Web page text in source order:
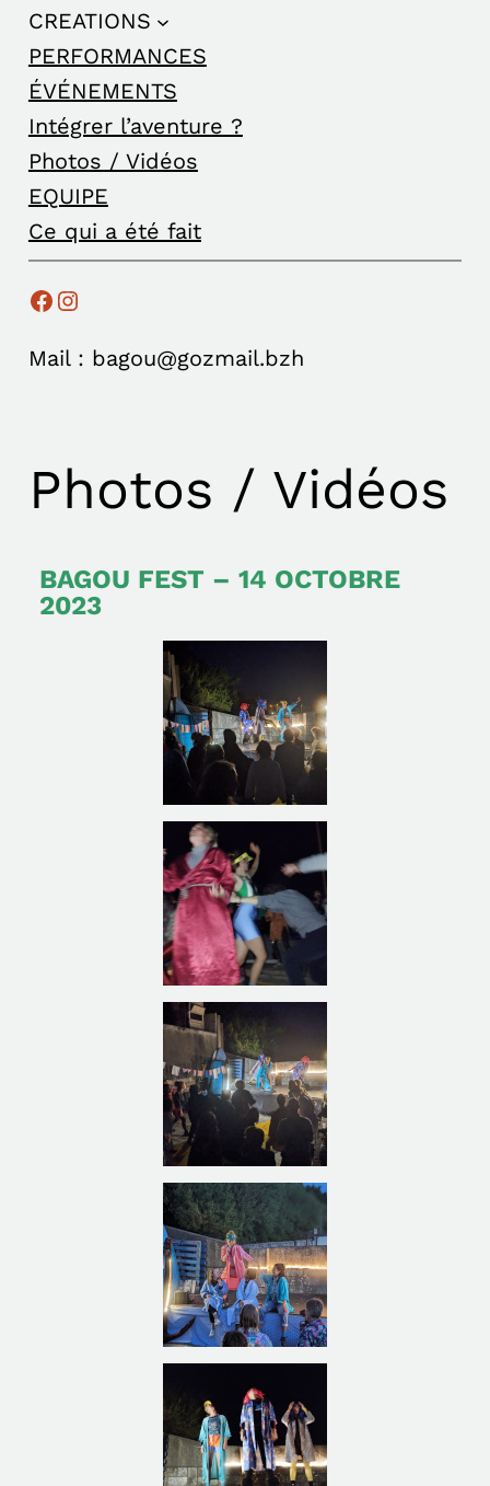
CREATIONS
PERFORMANCES
ÉVÉNEMENTS
Intégrer l’aventure ?
Photos / Vidéos
EQUIPE
Ce qui a été fait
Mail : bagou@gozmail.bzh
Photos / Vidéos
BAGOU FEST – 14 OCTOBRE
2023